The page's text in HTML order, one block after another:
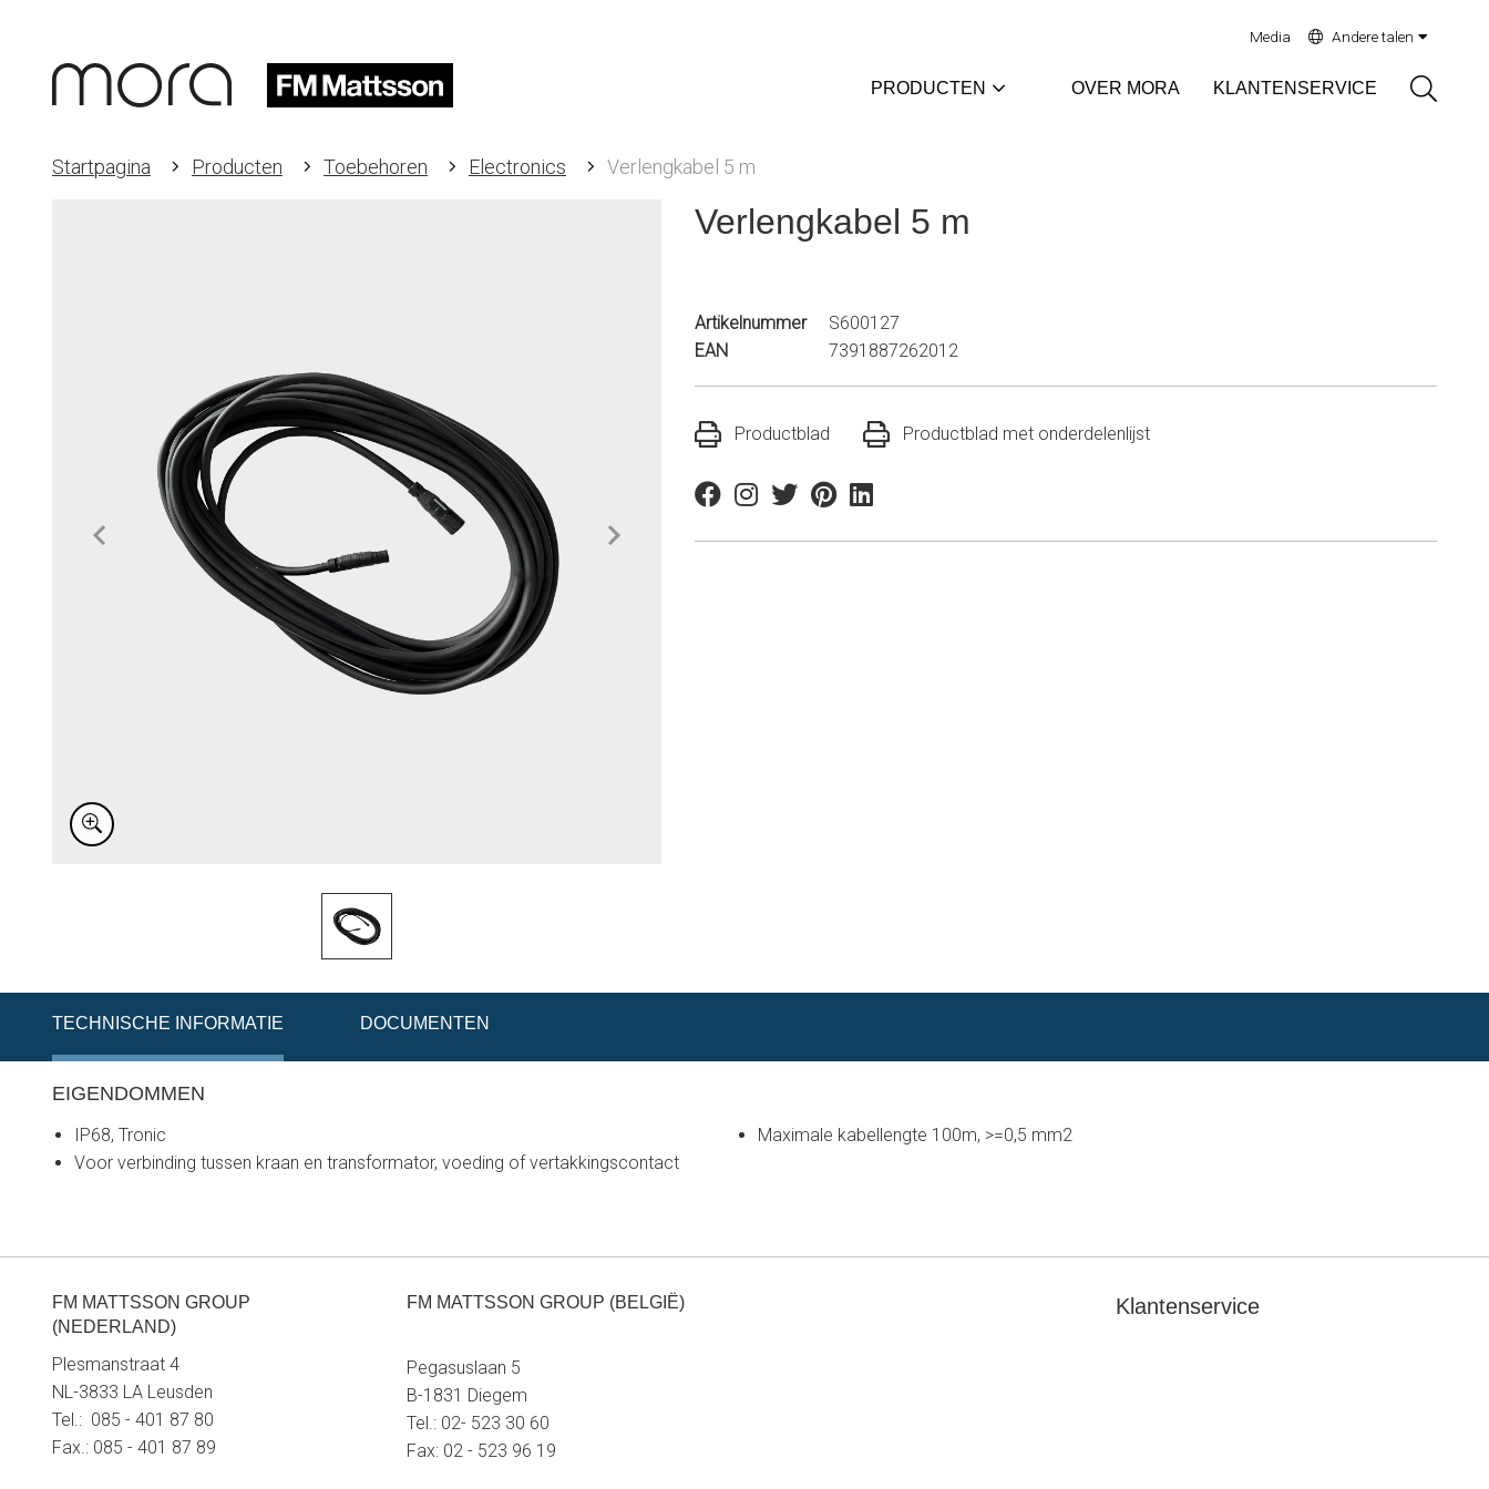
Media Andere talen
PRODUCTEN OVER MORA KLANTENSERVICE
Startpagina Producten Toebehoren Electronics Verlengkabel 5 m
Verlengkabel 5 m
Artikelnummer
S600127
EAN
7391887262012
Productblad Productblad met onderdelenlijst
FacebookInstagram
TwitterPinterestLinkedin
TECHNISCHE INFORMATIE DOCUMENTEN
EIGENDOMMEN
IP68, Tronic
Voor verbinding tussen kraan en transformator, voeding of vertakkingscontact
Maximale kabellengte 100m, >=0,5 mm2
FM MATTSSON GROUP
(NEDERLAND)
Plesmanstraat 4
NL-3833 LA Leusden
Tel.: 085 - 401 87 80
Fax.: 085 - 401 87 89
FM MATTSSON GROUP (BELGIË)
Pegasuslaan 5
B-1831 Diegem
Tel.: 02- 523 30 60
Fax: 02 - 523 96 19
Klantenservice